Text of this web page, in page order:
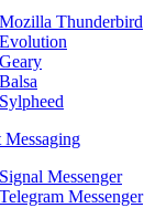
Mozilla Thunderbird
Evolution
Geary
Balsa
Sylpheed
Messaging
Signal Messenger
Telegram Messenger